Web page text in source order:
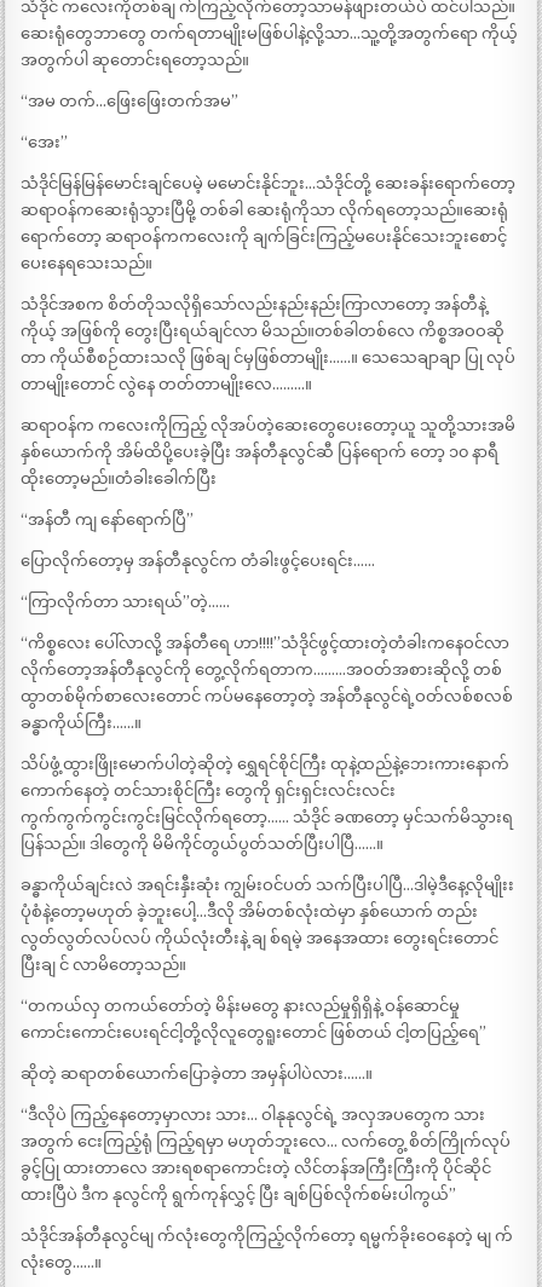
သံဒိုင် ကလေးကိုတစ်ချ က်ကြည့်လိုက်တော့သာမန်ဖျားတယ်ပဲ ထင်ပါသည်။
ဆေးရုံတွေဘာတွေ တက်ရတာမျိုးမဖြစ်ပါနဲ့လို့သာ…သူ့တို့အတွက်ရော ကိုယ့်
အတွက်ပါ ဆုတောင်းရတော့သည်။
“အမ တက်…ဖြေးဖြေးတက်အမ”
“အေး”
သံဒိုင်မြန်မြန်မောင်းချင်ပေမဲ့ မမောင်းနိုင်ဘူး…သံဒိုင်တို့ ဆေးခန်းရောက်တော့
ဆရာဝန်ကဆေးရုံသွားပြီမို့ တစ်ခါ ဆေးရုံကိုသာ လိုက်ရတော့သည်။ဆေးရုံ
ရောက်တော့ ဆရာဝန်ကကလေးကို ချက်ခြင်းကြည့်မပေးနိုင်သေးဘူးစောင့်
ပေးနေရသေးသည်။
သံဒိုင်အစက စိတ်တိုသလိုရှိသော်လည်းနည်းနည်းကြာလာတော့ အန်တီနဲ့
ကိုယ့် အဖြစ်ကို တွေးပြီးရယ်ချင်လာ မိသည်။တစ်ခါတစ်လေ ကိစ္စအဝဝဆို
တာ ကိုယ်စီစဉ်ထားသလို ဖြစ်ချ င်မှဖြစ်တာမျိုး……။ သေသေချာချာ ပြု လုပ်
တာမျိုးတောင် လွဲနေ တတ်တာမျိုးလေ………။
ဆရာဝန်က ကလေးကိုကြည့် လိုအပ်တဲ့ဆေးတွေပေးတော့ယူ သူတို့သားအမိ
နှစ်ယောက်ကို အိမ်ထိပို့ပေးခဲ့ပြီး အန်တီနုလွင်ဆီ ပြန်ရောက် တော့ ၁၀ နာရီ
ထိုးတော့မည်။တံခါးခေါက်ပြီး
“အန်တီ ကျ နော်ရောက်ပြီ”
ပြောလိုက်တော့မှ အန်တီနုလွင်က တံခါးဖွင့်ပေးရင်း……
“ကြာလိုက်တာ သားရယ်”တဲ့……
“ကိစ္စလေး ပေါ်လာလို့ အန်တီရေ ဟာ!!!!”သံဒိုင်ဖွင့်ထားတဲ့တံခါးကနေဝင်လာ
လိုက်တော့အန်တီနုလွင်ကို တွေ့လိုက်ရတာက………အဝတ်အစားဆိုလို့ တစ်
ထွာတစ်မိုက်စာလေးတောင် ကပ်မနေတော့တဲ့ အန်တီနုလွင်ရဲ့ဝတ်လစ်စလစ်
ခန္ဓာကိုယ်ကြီး……။
သိပ်ဖွံ့ထွားဖြိုးမောက်ပါတဲ့ဆိုတဲ့ ရွှေရင်စိုင်ကြီး ထုနဲ့ထည်နဲ့ဘေးကားနောက်
ကောက်နေတဲ့ တင်သားစိုင်ကြီး တွေကို ရှင်းရှင်းလင်းလင်း
ကွက်ကွက်ကွင်းကွင်းမြင်လိုက်ရတော့…… သံဒိုင် ခဏတော့ မှင်သက်မိသွားရ
ပြန်သည်။ ဒါတွေကို မိမိကိုင်တွယ်ပွတ်သတ်ပြီးပါပြီ……။
ခန္ဓာကိုယ်ချင်းလဲ အရင်းနှီးဆုံး ကျွမ်းဝင်ပတ် သက်ပြီးပါပြီ…ဒါမဲ့ဒီနေ့လိုမျိုးး
ပုံစံနဲ့တော့မဟုတ် ခဲ့ဘူးပေါ့…ဒီလို အိမ်တစ်လုံးထဲမှာ နှစ်ယောက် တည်း
လွတ်လွတ်လပ်လပ် ကိုယ်လုံးတီးနဲ့ ချ စ်ရမဲ့ အနေအထား တွေးရင်းတောင်
ပြီးချ င် လာမိတော့သည်။
“တကယ်လှ တကယ်တော်တဲ့ မိန်းမတွေ နားလည်မှုရှိရှိနဲ့ ဝန်ဆောင်မှု
ကောင်းကောင်းပေးရင်ငါ့တို့လိုလူတွေရူးတောင် ဖြစ်တယ် ငါ့တပြည့်ရေ”
ဆိုတဲ့ ဆရာတစ်ယောက်ပြောခဲ့တာ အမှန်ပါပဲလား……။
“ဒီလိုပဲ ကြည့်နေတော့မှာလား သား… ဝါနုနုလွင်ရဲ့ အလှအပတွေက သား
အတွက် ငေးကြည့်ရုံ ကြည့်ရမှာ မဟုတ်ဘူးလေ… လက်တွေ့ စိတ်ကြိုက်လုပ်
ခွင့်ပြု ထားတာလေ အားရစရာကောင်းတဲ့ လိင်တန်အကြီးကြီးကို ပိုင်ဆိုင်
ထားပြီပဲ ဒီက နုလွင်ကို ရွက်ကုန်လွှင့် ပြီး ချစ်ပြစ်လိုက်စမ်းပါကွယ်”
သံဒိုင်အန်တီနုလွင်မျ က်လုံးတွေကိုကြည့်လိုက်တော့ ရမ္မက်ခိုးဝေနေတဲ့ မျ က်
လုံးတွေ……။